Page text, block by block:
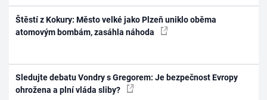
Štěstí z Kokury: Město velké jako Plzeň uniklo oběma
atomovým bombám, zasáhla náhoda
Sledujte debatu Vondry s Gregorem: Je bezpečnost Evropy
ohrožena a plní vláda sliby?